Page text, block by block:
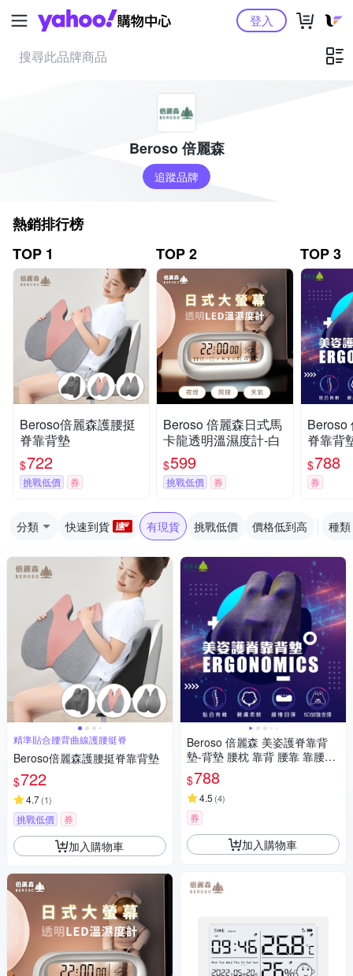
Yahoo購物中心登入
Beroso 倍麗森
追蹤品牌
熱銷排行榜
TOP 1
Beroso倍麗森護腰挺
脊靠背墊
$722
挑戰低價 券
TOP 2
Beroso 倍麗森日式馬
卡龍透明溫濕度計-白
$599
挑戰低價 券
TOP 3
Beroso
脊靠背
靠背
墊
$788
券
分類 快速到貨 有現貨 挑戰低價 價格低到高 種類
精準貼合腰背曲線護腰挺脊
Beroso倍麗森護腰挺脊靠背墊
$722
4.7(1)
挑戰低價 券
加入購物車
Beroso 倍麗森 美姿護脊靠背
墊-背墊 腰枕 靠背 腰靠 靠腰枕
腰靠墊
$788
4.5 (4)
券
加入購物車